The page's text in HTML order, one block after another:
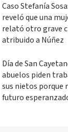
Caso Stefanía
reveló que una
relató otro grave
atribuido a Núñez
Día de San
abuelos piden
sus nietos porque
futuro